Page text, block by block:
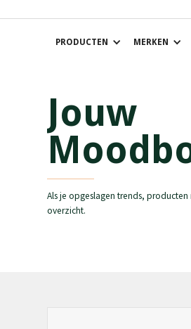
PRODUCTEN MERKEN
Jouw
Als je opgeslagen trends,
overzicht.